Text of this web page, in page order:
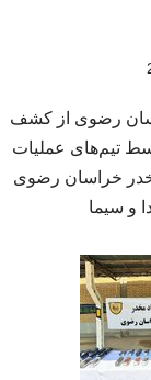
رضوی از کشف
تیم‌های عملیات
خراسان رضوی
و سیما